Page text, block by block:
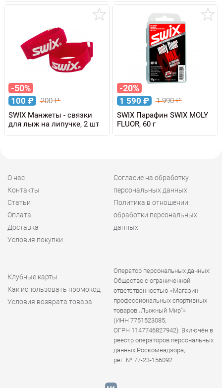
-50%
100 ₽ 200₽
SWIX Манжеты - связки
для лыж на липучке, 2 шт
-20%
1 590 ₽ 1 990₽
SWIX Парафин SWIX MOLY
FLUOR, 60 г
О нас
Контакты
Статьи
Оплата
Доставка
Условия покупки
Согласие на обработку
персональных данных
Политика в отношении
обработки персональных
данных
Клубные карты
Как использовать промокод
Условия возврата товара
Оператор персональных данных:
Общество с ограниченной
ответственностью «Магазин
профессиональных спортивных
товаров „Лыжный Мир“»
(ИНН 7751523085,
ОГРН 1147746827942). Включён в
реестр операторов персональных
данных Роскомнадзора,
рег. № 77-23-156092.